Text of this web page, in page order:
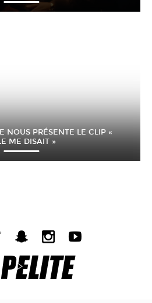
NOUS PRÉSENTE LE CLIP «
ME DISAIT »